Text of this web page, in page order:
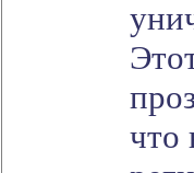
что